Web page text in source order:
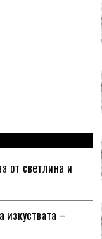
от светлина и
изкуствата –